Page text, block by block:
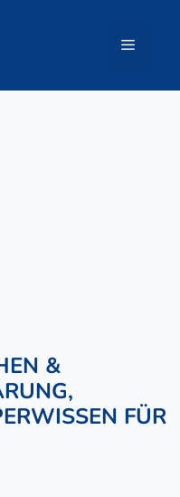
Menü
&
FÜR